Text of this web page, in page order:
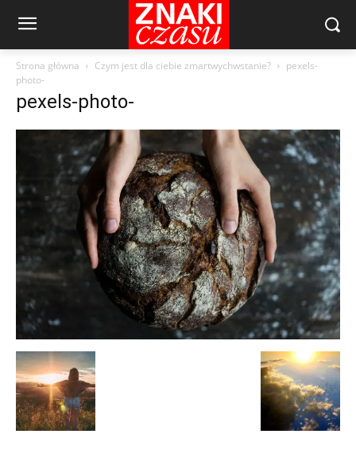
Strona główna Czym jest dla ciebie zmartwychwstanie?
pexels-
photo-
pexels-photo-